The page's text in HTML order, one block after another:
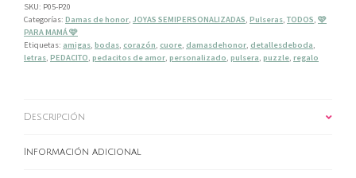
cantidad
SKU: P05-P20
Categorías: Damas de honor, JOYAS SEMIPERSONALIZADAS, Pulseras, TODOS, 🩷
PARA MAMÁ 🩷
Etiquetas: amigas, bodas, corazón, cuore, damasdehonor, detallesdeboda,
letras, PEDACITO, pedacitos de amor, personalizado, pulsera, puzzle, regalo
Descripción
Información adicional